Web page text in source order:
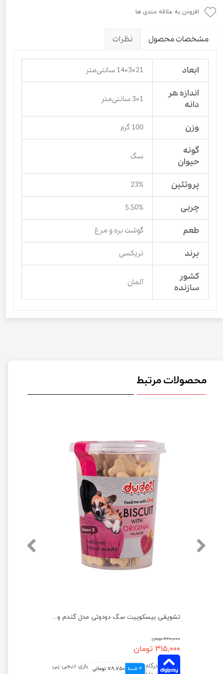
افزودن به علاقه مندی ها
مشخصات محصول نظرات
ابعاد 21×3×14 سانتی‌متر
اندازه هر
دانه
1×3 سانتی‌متر
وزن 100 گرم
گونه
حیوان
سگ
پروتئین 23%
چربی 5.50%
طعم گوشت بره و مرغ
برند تریکسی
کشور
سازنده
آلمان
محصولات مرتبط
تشویقی بیسکوییت سگ دودوتی مدل گندم وزن 150 گرم
۴۲۰,۰۰۰ تومان
۳۱۵,۰۰۰ تومان
4 قسط 78,750 تومانی